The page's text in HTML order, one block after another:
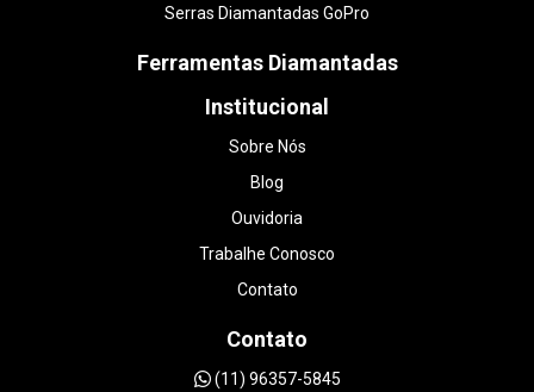
Serras Diamantadas GoPro
Ferramentas Diamantadas
Institucional
Sobre Nós
Blog
Ouvidoria
Trabalhe Conosco
Contato
Contato
(11) 96357-5845